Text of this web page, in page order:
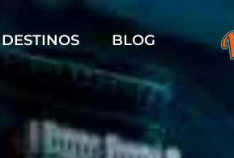
DESTINOS BLOG